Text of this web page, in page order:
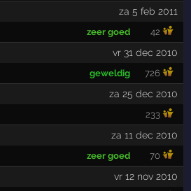
za 5 feb 2011
zeer goed 42
vr 31 dec 2010
geweldig 726
za 25 dec 2010
233
za 11 dec 2010
zeer goed 70
vr 12 nov 2010